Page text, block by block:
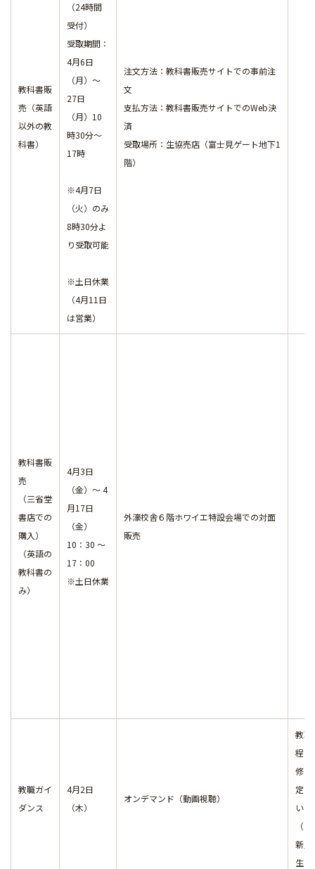
教科書販
売（英語
以外の教
科書）
（24時間
受付）
受取期間：
4月6日
（月）～
27日
（月）10
時30分～
17時
※4月7日
（火）のみ
8時30分よ
り受取可能
※土日休業
（4月11日
は営業）
注文方法： 教科書販売サイトでの事前注
文
支払方法： 教科書販売サイトでのWeb決
済
受取場所：生協売店（富士見ゲート地下1
階）
教科書販
売
（三省堂
書店での
購入）
（英語の
教科書の
み）
4月3日
（金）～ 4
月17日
（金）
10：30 ～
17：00
※土日休業
外濠校舎６階ホワイエ特設会場での対面
販売
教職ガイ
ダンス
4月2日
（木）
オンデマンド（動画視聴）
教職
程の
修を
定し
いる
（
新入
生）